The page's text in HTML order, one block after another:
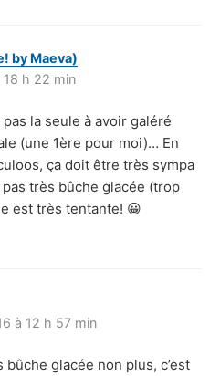
by Maeva)
:
h 22 min
la seule à avoir galéré
(une 1ère pour moi)… En
ça doit être très sympa
très bûche glacée (trop
est très tentante! 😀
à 12 h 57 min
glacée non plus, c’est